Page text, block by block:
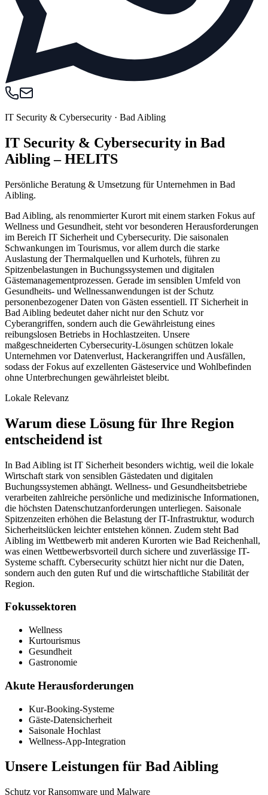
IT Security & Cybersecurity · Bad Aibling
IT Security & Cybersecurity in Bad
Aibling – HELITS
Persönliche Beratung & Umsetzung für Unternehmen in Bad
Aibling.
Bad Aibling, als renommierter Kurort mit einem starken Fokus auf
Wellness und Gesundheit, steht vor besonderen Herausforderungen
im Bereich IT Sicherheit und Cybersecurity. Die saisonalen
Schwankungen im Tourismus, vor allem durch die starke
Auslastung der Thermalquellen und Kurhotels, führen zu
Spitzenbelastungen in Buchungssystemen und digitalen
Gästemanagementprozessen. Gerade im sensiblen Umfeld von
Gesundheits- und Wellnessanwendungen ist der Schutz
personenbezogener Daten von Gästen essentiell. IT Sicherheit in
Bad Aibling bedeutet daher nicht nur den Schutz vor
Cyberangriffen, sondern auch die Gewährleistung eines
reibungslosen Betriebs in Hochlastzeiten. Unsere
maßgeschneiderten Cybersecurity-Lösungen schützen lokale
Unternehmen vor Datenverlust, Hackerangriffen und Ausfällen,
sodass der Fokus auf exzellenten Gästeservice und Wohlbefinden
ohne Unterbrechungen gewährleistet bleibt.
Lokale Relevanz
Warum diese Lösung für Ihre Region
entscheidend ist
In Bad Aibling ist IT Sicherheit besonders wichtig, weil die lokale
Wirtschaft stark von sensiblen Gästedaten und digitalen
Buchungssystemen abhängt. Wellness- und Gesundheitsbetriebe
verarbeiten zahlreiche persönliche und medizinische Informationen,
die höchsten Datenschutzanforderungen unterliegen. Saisonale
Spitzenzeiten erhöhen die Belastung der IT-Infrastruktur, wodurch
Sicherheitslücken leichter entstehen können. Zudem steht Bad
Aibling im Wettbewerb mit anderen Kurorten wie Bad Reichenhall,
was einen Wettbewerbsvorteil durch sichere und zuverlässige IT-
Systeme schafft. Cybersecurity schützt hier nicht nur die Daten,
sondern auch den guten Ruf und die wirtschaftliche Stabilität der
Region.
Fokussektoren
Wellness
Kurtourismus
Gesundheit
Gastronomie
Akute Herausforderungen
Kur-Booking-Systeme
Gäste-Datensicherheit
Saisonale Hochlast
Wellness-App-Integration
Unsere Leistungen für Bad Aibling
Schutz vor Ransomware und Malware